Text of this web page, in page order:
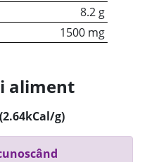
8.2 g
1500 mg
aliment
g)